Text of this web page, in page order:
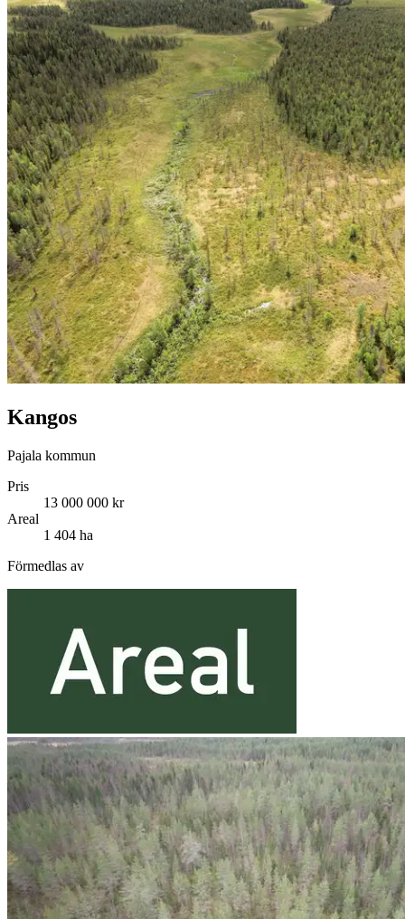
Kangos
Pajala kommun
Pris
13 000 000 kr
Areal
1 404 ha
Förmedlas av